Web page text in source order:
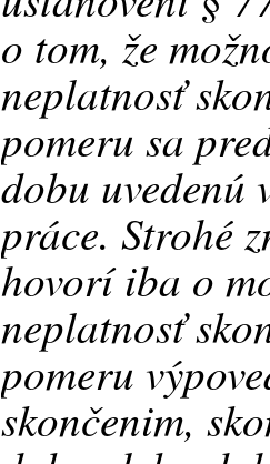
o tom, že
neplatnosť
pomeru sa
dobu uvedenú
práce. Strohé
hovorí iba o
neplatnosť
pomeru
skončenim,